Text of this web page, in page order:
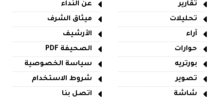
تقارير
تحليلات
آراء
حوارات
بورتريه
تصوير
شاشة
عن النداء
ميثاق الشرف
الأرشيف
الصحيفة PDF
سياسة الخصوصية
شروط الاستخدام
اتصل بنا